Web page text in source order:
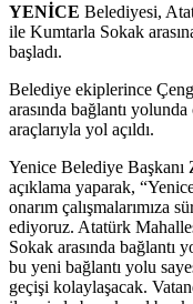
YENİCE Belediyesi,
ile Kumtarla Sokak
başladı.
Belediye ekiplerince
arasında bağlantı
araçlarıyla yol açıldı.
Yenice Belediye
açıklama yaparak,
onarım çalışmalarımıza
ediyoruz. Atatürk
Sokak arasında bağlantı
bu yeni bağlantı yolu
geçişi kolaylaşacak.